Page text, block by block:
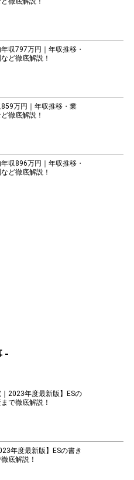
収797万円｜年収推移・
ど徹底解説！
859万円｜年収推移・業
徹底解説！
収896万円｜年収推移・
ど徹底解説！
-
｜2023年度最新版】ESの
で徹底解説！
年度最新版】ESの書き
底解説！